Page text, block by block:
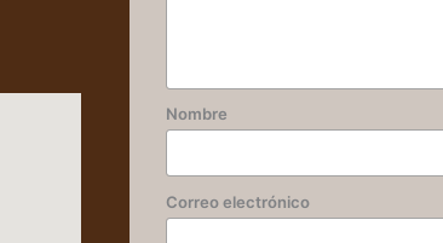
Nombre
Correo electrónico